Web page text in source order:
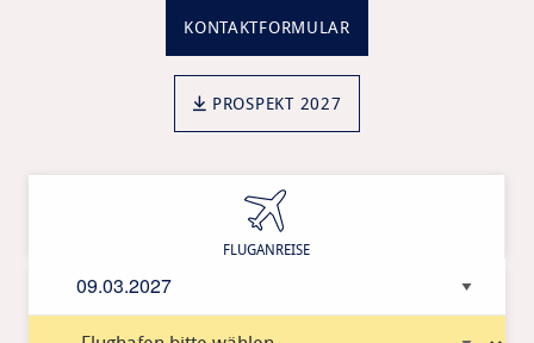
KONTAKTFORMULAR
PROSPEKT 2027